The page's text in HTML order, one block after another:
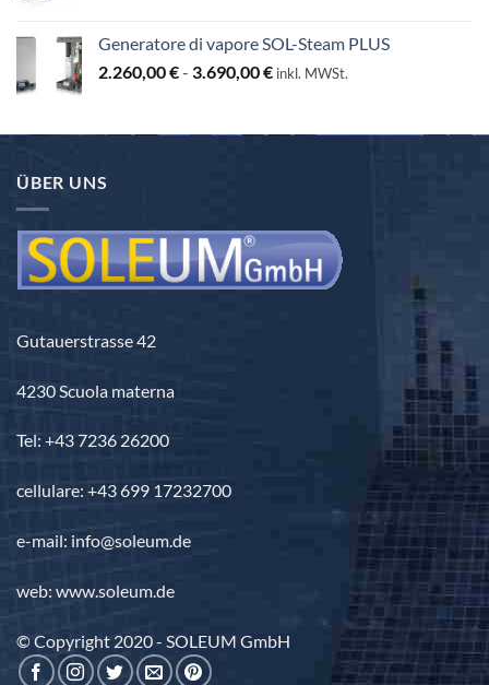
da
3.440,00 €
Generatore di vapore SOL-Steam PLUS
2.260,00€- 3.690,00€Fascia
da
inkl. MWSt.
ÜBER UNS
Gutauerstrasse 42
4230 Scuola materna
Tel: +43 7236 26200
cellulare: +43 699 17232700
e-mail: info@soleum.de
web: www.soleum.de
© Copyright 2020 - SOLEUM GmbH